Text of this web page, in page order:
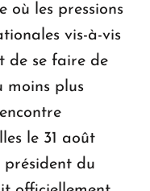
où les pressions
vis-à-vis
de se faire de
moins plus
le 31 août
président du